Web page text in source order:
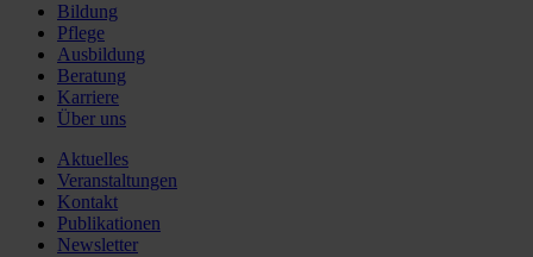
Bildung
Pflege
Ausbildung
Beratung
Karriere
Über uns
Aktuelles
Veranstaltungen
Kontakt
Publikationen
Newsletter